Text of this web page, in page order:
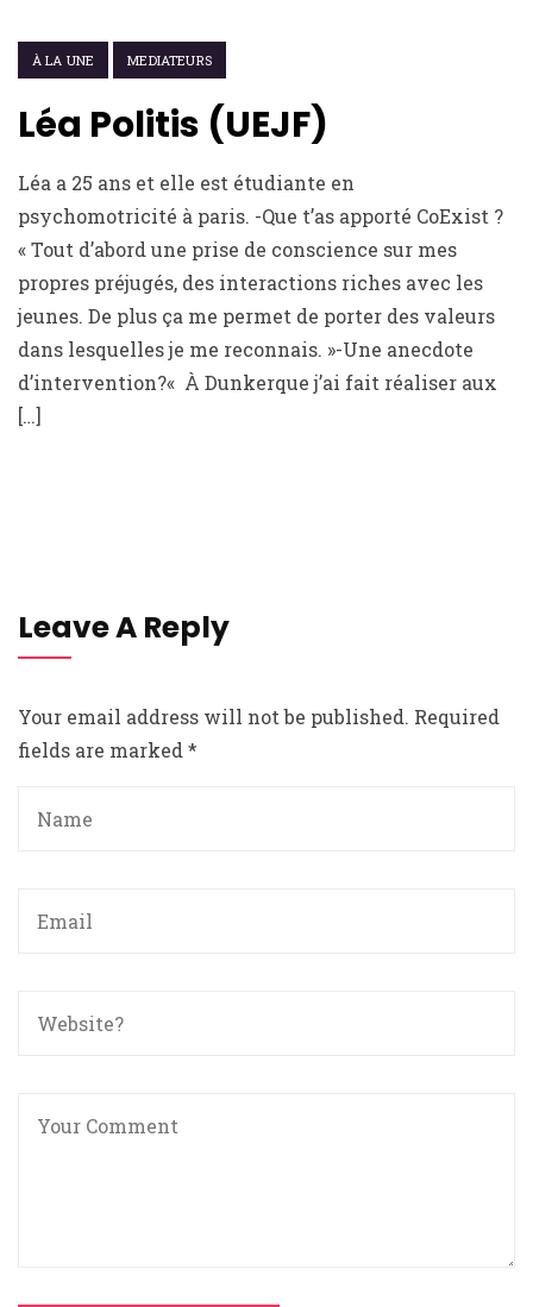
À LA UNE MEDIATEURS
Léa Politis (UEJF)
Léa a 25 ans et elle est étudiante en
psychomotricité à paris. -Que t’as apporté CoExist ?
« Tout d’abord une prise de conscience sur mes
propres préjugés, des interactions riches avec les
jeunes. De plus ça me permet de porter des valeurs
dans lesquelles je me reconnais. »-Une anecdote
d’intervention?« À Dunkerque j’ai fait réaliser aux
[…]
Leave A Reply
Your email address will not be published. Required
fields are marked *